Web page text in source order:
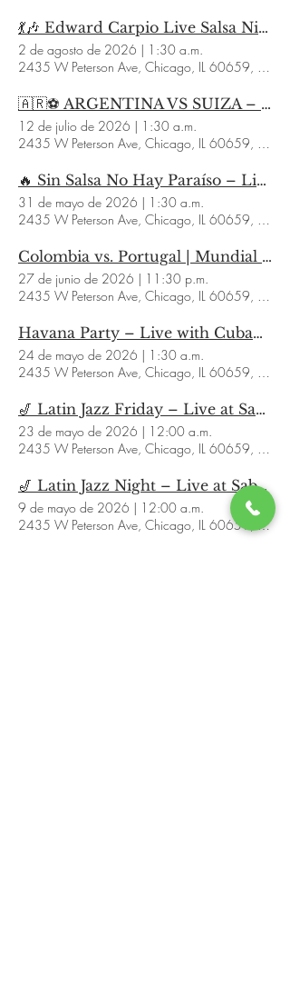
💃🎶 Edward Carpio Live Salsa Night at Sabor a Café Chicago 🎶💃
2 de agosto de 2026 | 1:30 a.m.
2435 W Peterson Ave, Chicago, IL 60659, USA
🇦🇷⚽ ARGENTINA VS SUIZA – CUARTOS DE FINAL ⚽🇨🇭
12 de julio de 2026 | 1:30 a.m.
2435 W Peterson Ave, Chicago, IL 60659, USA
🔥 Sin Salsa No Hay Paraíso – Live at Sabor a Café Chicago 🔥
31 de mayo de 2026 | 1:30 a.m.
2435 W Peterson Ave, Chicago, IL 60659, USA
Colombia vs. Portugal | Mundial 2026 en Sabor a Café
27 de junio de 2026 | 11:30 p.m.
2435 W Peterson Ave, Chicago, IL 60659, USA
Havana Party – Live with Cuban Cespedes Quartet
24 de mayo de 2026 | 1:30 a.m.
2435 W Peterson Ave, Chicago, IL 60659, USA
🎷 Latin Jazz Friday – Live at Sabor a Café Chicago 🎶
23 de mayo de 2026 | 12:00 a.m.
2435 W Peterson Ave, Chicago, IL 60659, USA
🎷 Latin Jazz Night – Live at Sabor a Café Chicago 🎶
9 de mayo de 2026 | 12:00 a.m.
2435 W Peterson Ave, Chicago, IL 60659, USA